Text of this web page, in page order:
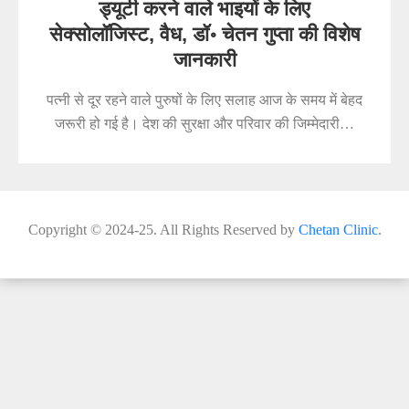
ड्यूटी करने वाले भाइयों के लिए
सेक्सोलॉजिस्ट, वैध, डॉ॰ चेतन गुप्ता की विशेष
जानकारी
पत्नी से दूर रहने वाले पुरुषों के लिए सलाह आज के समय में बेहद
जरूरी हो गई है। देश की सुरक्षा और परिवार की जिम्मेदारी…
Copyright © 2024-25. All Rights Reserved by Chetan Clinic.